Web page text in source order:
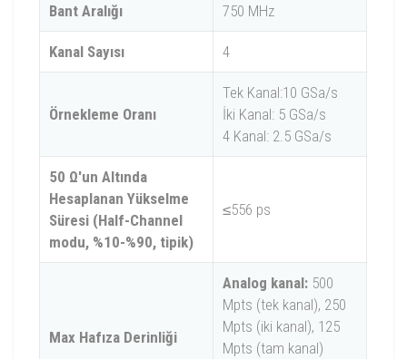
Bant Aralığı 750 MHz
Kanal Sayısı 4
Örnekleme Oranı
Tek Kanal:10 GSa/s
İki Kanal: 5 GSa/s
4 Kanal: 2.5 GSa/s
50 Ω'un Altında
Hesaplanan Yükselme
Süresi (Half-Channel
modu, %10-%90, tipik)
≤556 ps
Max Hafıza Derinliği
Analog kanal: 500
Mpts (tek kanal), 250
Mpts (iki kanal), 125
Mpts (tam kanal)